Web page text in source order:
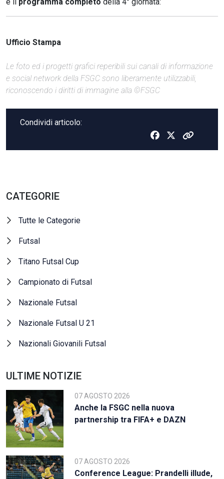
Ufficio Stampa
Le foto ed i progetti grafici reperibili sui canali di informazione
e social network della FSGC sono liberamente utilizzabili,
riconoscendo i diritti di immagine alla ©FSGC
Condividi articolo:
CATEGORIE
Tutte le Categorie
Futsal
Titano Futsal Cup
Campionato di Futsal
Nazionale Futsal
Nazionale Futsal U 21
Nazionali Giovanili Futsal
ULTIME NOTIZIE
07 AGOSTO 2026
Anche la FSGC nella nuova
partnership tra FIFA+ e DAZN
07 AGOSTO 2026
Conference League: Prandelli illude,